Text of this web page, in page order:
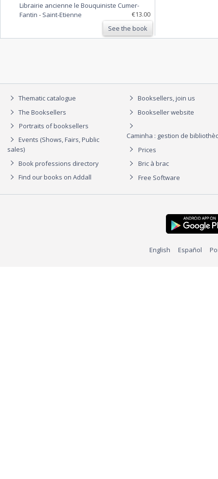
Librairie ancienne le Bouquiniste Cumer-
Fantin - Saint-Etienne
€13.00
See the book
Thematic catalogue
The Booksellers
Portraits of booksellers
Events (Shows, Fairs, Public
sales)
Book professions directory
Find our books on Addall
Booksellers, join us
Bookseller website
Caminha : gestion de
Prices
Bric à brac
Free Software
English Español